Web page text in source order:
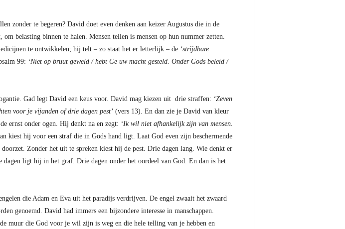
zonder te begeren? David doet even denken aan keizer Augustus die in de
belasting binnen te halen. Mensen tellen is mensen op hun nummer zetten.
te ontwikkelen; hij telt – zo staat het er letterlijk – de ‘strijdbare
99: ‘Niet op bruut geweld / hebt Ge uw macht gesteld. Onder Gods beleid /
Gad legt David een keus voor. David mag kiezen uit drie straffen: ‘Zeven
voor je vijanden of drie dagen pest’ (vers 13). En dan zie je David van kleur
ernst onder ogen. Hij denkt na en zegt: ‘Ik wil niet afhankelijk zijn van mensen.
kiest hij voor een straf die in Gods hand ligt. Laat God even zijn beschermende
Zonder het uit te spreken kiest hij de pest. Drie dagen lang. Wie denkt er
dagen ligt hij in het graf. Drie dagen onder het oordeel van God. En dan is het
die Adam en Eva uit het paradijs verdrijven. De engel zwaait het zwaard
genoemd. David had immers een bijzondere interesse in manschappen.
muur die God voor je wil zijn is weg en die hele telling van je hebben en